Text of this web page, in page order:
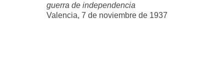
guerra de independencia
Valencia, 7 de noviembre de 1937